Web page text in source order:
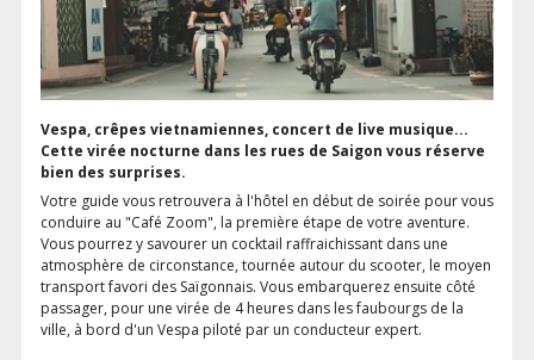
Vespa, crêpes vietnamiennes, concert de live musique...
Cette virée nocturne dans les rues de Saigon vous réserve
bien des surprises.
Votre guide vous retrouvera à l'hôtel en début de soirée pour vous
conduire au "Café Zoom", la première étape de votre aventure.
Vous pourrez y savourer un cocktail raffraichissant dans une
atmosphère de circonstance, tournée autour du scooter, le moyen
transport favori des Saïgonnais. Vous embarquerez ensuite côté
passager, pour une virée de 4 heures dans les faubourgs de la
ville, à bord d'un Vespa piloté par un conducteur expert.